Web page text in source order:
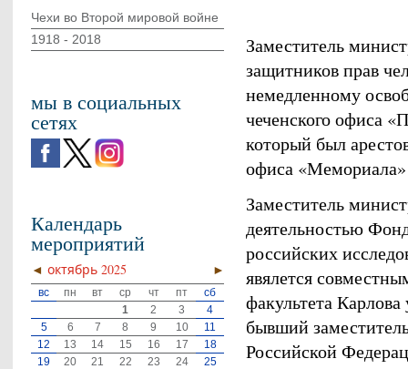
Заместитель
защитников прав
немедленному
чеченского офиса
который был
офиса
Заместитель
деятельностью
российских
явялется
факультета
бывший
Российской
Чехи во Второй мировой войне
1918 - 2018
мы в социальных
сетях
Календарь
мероприятий
◄ ►
октябрь 2025
вс пн вт ср чт пт
сб
1
2 3
4
5
6 7 8 9 10
11
12
13 14 15 16 17
18
19
20 21 22 23 24
25